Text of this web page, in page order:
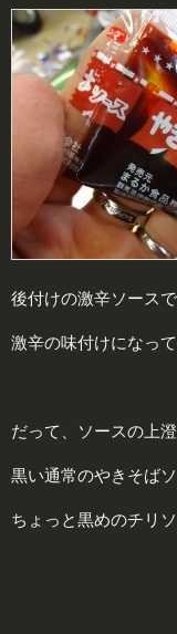
後付けの激辛ソース
激辛の味付けになって
だって、ソースの上
黒い通常のやきそばソ
ちょっと黒めのチリ